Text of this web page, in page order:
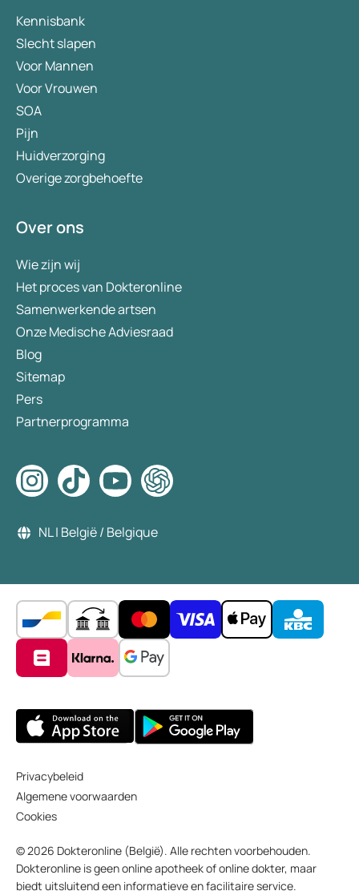
Kennisbank
Slecht slapen
Voor Mannen
Voor Vrouwen
SOA
Pijn
Huidverzorging
Overige zorgbehoefte
Over ons
Wie zijn wij
Het proces van Dokteronline
Samenwerkende artsen
Onze Medische Adviesraad
Blog
Sitemap
Pers
Partnerprogramma
NL | België / Belgique
Privacybeleid
Algemene voorwaarden
Cookies
© 2026 Dokteronline (België). Alle rechten voorbehouden.
Dokteronline is geen online apotheek of online dokter, maar
biedt uitsluitend een informatieve en facilitaire service.